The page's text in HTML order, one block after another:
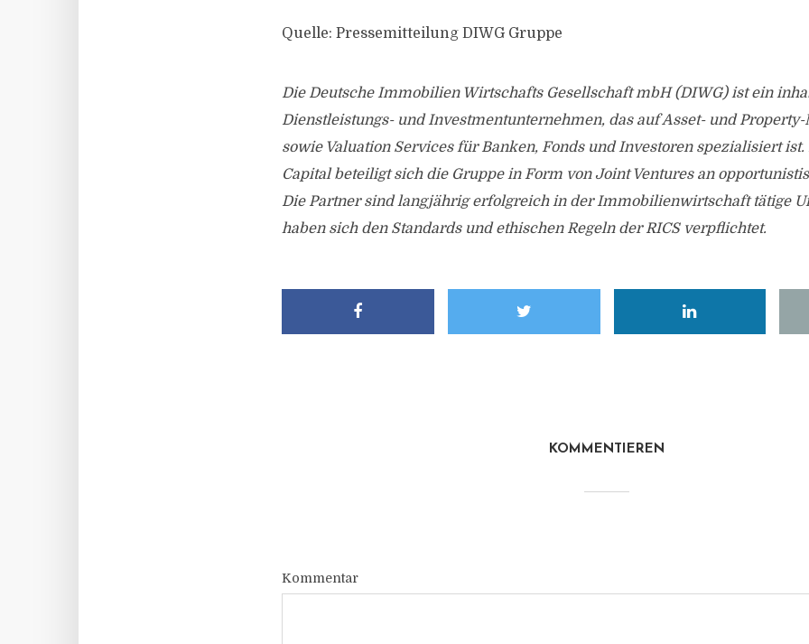
Quelle: Pressemitteilung DIWG Gruppe
Die Deutsche Immobilien Wirtschafts Gesellschaft mbH (DIWG) ist ein
Dienstleistungs- und Investmentunternehmen, das auf Asset- und
sowie Valuation Services für Banken, Fonds und Investoren spezialisiert
Capital beteiligt sich die Gruppe in Form von Joint Ventures an
Die Partner sind langjährig erfolgreich in der Immobilienwirtschaft tätige
haben sich den Standards und ethischen Regeln der RICS verpflichtet.
KOMMENTIEREN
Kommentar